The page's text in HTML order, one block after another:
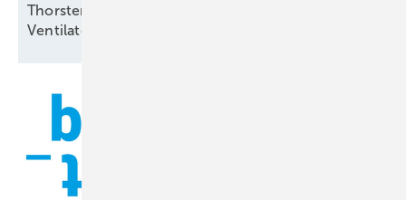
Thorsten Niklas Vorsitzender der
Ventilatorentausch-Kampagne